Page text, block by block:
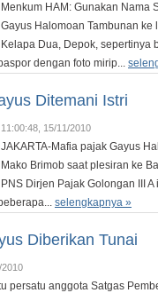
Menkum HAM: Gunakan Nama
Gayus Halomoan Tambunan
Kelapa Dua, Depok, sepertinya
dengan foto mirip...
Ditemani Istri
11:00:48, 15/11/2010
JAKARTA-Mafia pajak Gayus
Mako Brimob saat plesiran ke
PNS Dirjen Pajak Golongan III
selengkapnya »
Diberikan Tunai
2010
persatu anggota Satgas